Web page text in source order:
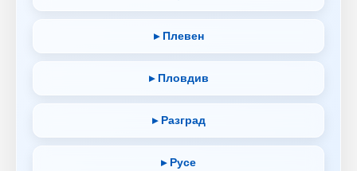
▸ Плевен
▸ Пловдив
▸ Разград
▸ Русе